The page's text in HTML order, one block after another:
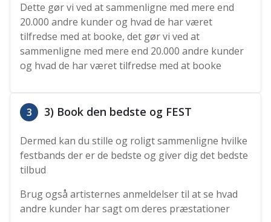
Dette gør vi ved at sammenligne med mere end
20.000 andre kunder og hvad de har været
tilfredse med at booke, det gør vi ved at
sammenligne med mere end 20.000 andre kunder
og hvad de har været tilfredse med at booke
3 3) Book den bedste og FEST
Dermed kan du stille og roligt sammenligne hvilke
festbands der er de bedste og giver dig det bedste
tilbud
Brug også artisternes anmeldelser til at se hvad
andre kunder har sagt om deres præstationer